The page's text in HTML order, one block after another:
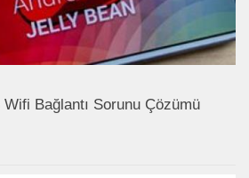
Bağlantı Sorunu Çözümü